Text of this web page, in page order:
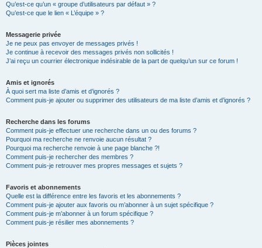
Qu’est-ce qu’un « groupe d’utilisateurs par défaut » ?
Qu’est-ce que le lien « L’équipe » ?
Messagerie privée
Je ne peux pas envoyer de messages privés !
Je continue à recevoir des messages privés non sollicités !
J’ai reçu un courrier électronique indésirable de la part de quelqu’un sur ce forum !
Amis et ignorés
À quoi sert ma liste d’amis et d’ignorés ?
Comment puis-je ajouter ou supprimer des utilisateurs de ma liste d’amis et d’ignorés ?
Recherche dans les forums
Comment puis-je effectuer une recherche dans un ou des forums ?
Pourquoi ma recherche ne renvoie aucun résultat ?
Pourquoi ma recherche renvoie à une page blanche ?!
Comment puis-je rechercher des membres ?
Comment puis-je retrouver mes propres messages et sujets ?
Favoris et abonnements
Quelle est la différence entre les favoris et les abonnements ?
Comment puis-je ajouter aux favoris ou m’abonner à un sujet spécifique ?
Comment puis-je m’abonner à un forum spécifique ?
Comment puis-je résilier mes abonnements ?
Pièces jointes